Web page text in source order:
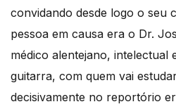
convidando desde logo o seu
pessoa em causa era o Dr.
médico alentejano, intelectual
guitarra, com quem vai
decisivamente no reportório